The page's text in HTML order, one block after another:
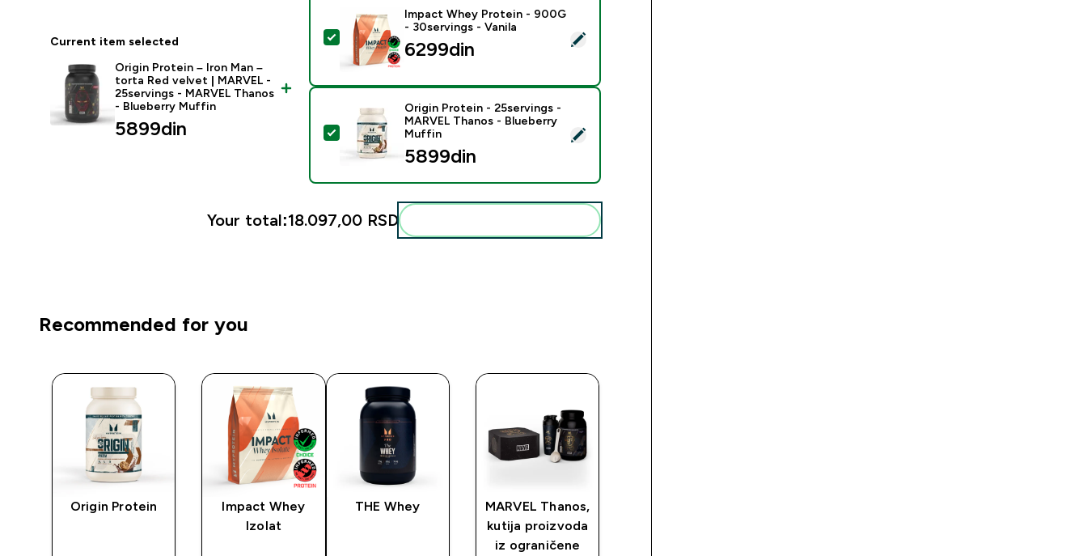
Current item selected
Origin Protein – Iron Man –
torta Red velvet | MARVEL -
25servings - MARVEL Thanos
- Blueberry Muffin
5899din‎
Select this product - Impact Whey Protein - 900G - 30servings - Vanila
Impact Whey Protein - 900G
- 30servings - Vanila
6299din‎
Select this product - Origin Protein - 25servings - MARVEL Thanos - Blueberry Muffin
Origin Protein - 25servings -
MARVEL Thanos - Blueberry
Muffin
5899din‎
Your total:18.097,00 RSD‎
Recommended for you
Origin Protein
Impact Whey
Izolat
THE Whey
MARVEL Thanos,
kutija proizvoda
iz ograničene